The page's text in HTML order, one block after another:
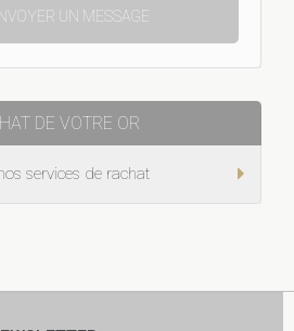
UN MESSAGE
DE VOTRE OR
services de rachat